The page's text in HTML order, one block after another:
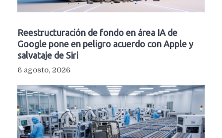
Reestructuración de fondo en área IA de
Google pone en peligro acuerdo con Apple y
salvataje de Siri
6 agosto, 2026